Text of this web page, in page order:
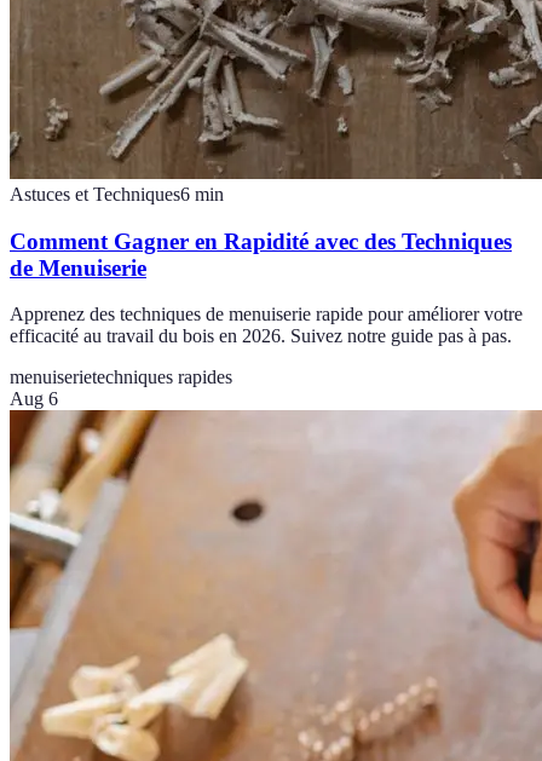
Astuces et Techniques6 min
Comment Gagner en Rapidité avec des Techniques
de Menuiserie
Apprenez des techniques de menuiserie rapide pour améliorer votre
efficacité au travail du bois en 2026. Suivez notre guide pas à pas.
menuiserietechniques rapides
Aug 6